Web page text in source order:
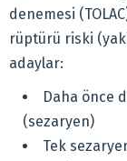
denemesi
rüptürü riski
adaylar:
Daha önce
(sezaryen)
Tek